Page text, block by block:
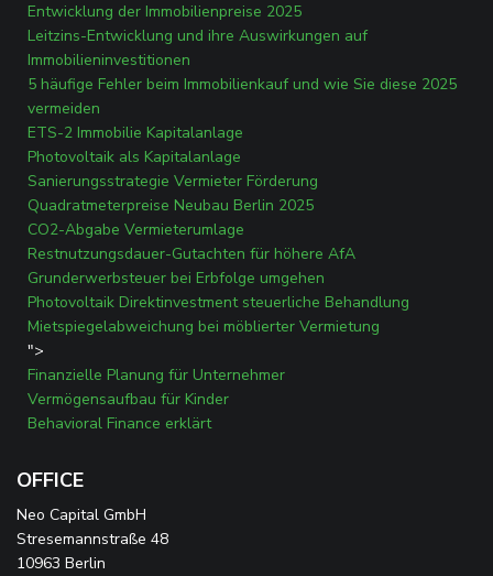
Entwicklung der Immobilienpreise 2025
Leitzins-Entwicklung und ihre Auswirkungen auf
Immobilieninvestitionen
5 häufige Fehler beim Immobilienkauf und wie Sie diese 2025
vermeiden
ETS-2 Immobilie Kapitalanlage
Photovoltaik als Kapitalanlage
Sanierungsstrategie Vermieter Förderung
Quadratmeterpreise Neubau Berlin 2025
CO2-Abgabe Vermieterumlage
Restnutzungsdauer-Gutachten für höhere AfA
Grunderwerbsteuer bei Erbfolge umgehen
Photovoltaik Direktinvestment steuerliche Behandlung
Mietspiegelabweichung bei möblierter Vermietung
">
Finanzielle Planung für Unternehmer
Vermögensaufbau für Kinder
Behavioral Finance erklärt
OFFICE
Neo Capital GmbH
Stresemannstraße 48
10963 Berlin